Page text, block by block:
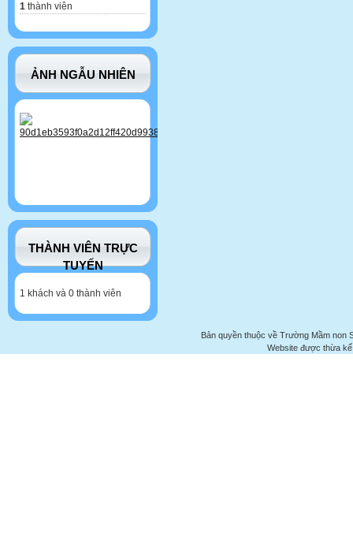
1 thành viên
ẢNH NGẪU NHIÊN
THÀNH VIÊN TRỰC
TUYẾN
1 khách và 0 thành viên
Bản quyền thuộc về Trường Mầm non
Website được thừa